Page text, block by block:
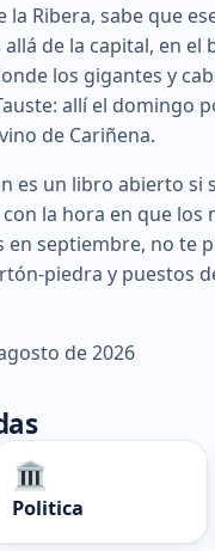
la Ribera, sabe que
de la capital, en
los gigantes y
allí el domingo
de Cariñena.
es un libro abierto
la hora en que los
en septiembre, no te
piedra y puestos
de 2026
Politica